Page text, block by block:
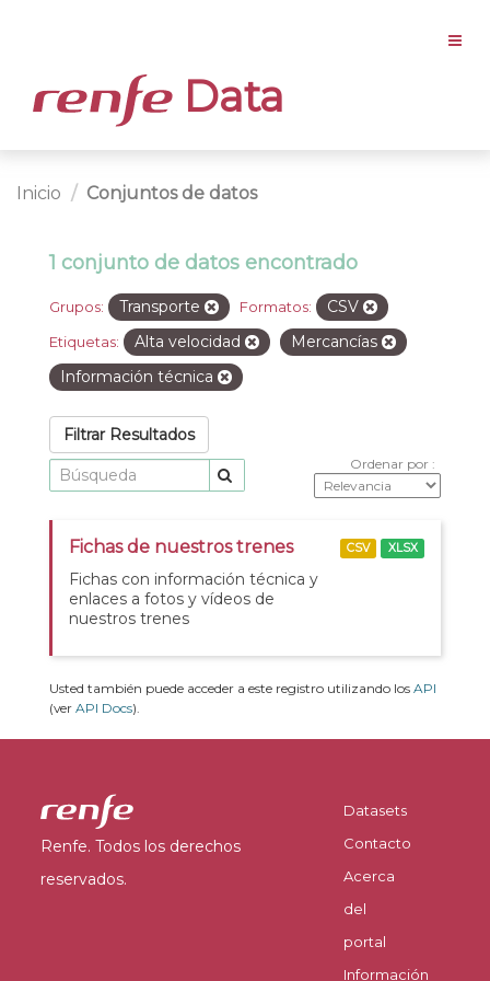
Data
Inicio Conjuntos de datos
1 conjunto de datos encontrado
Grupos: Transporte Formatos: CSV
Etiquetas: Alta velocidad
Mercancías
Información técnica
Filtrar Resultados
Ordenar por
Fichas de nuestros trenes
Fichas con información técnica y
enlaces a fotos y vídeos de
nuestros trenes
CSV XLSX
Usted también puede acceder a este registro utilizando los API
(ver API Docs).
Renfe. Todos los derechos
reservados.
Datasets
Contacto
Acerca
del
portal
Información